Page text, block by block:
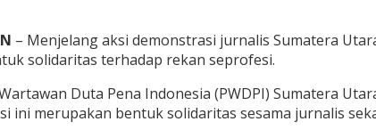
– Menjelang aksi demonstrasi jurnalis Sumatera
solidaritas terhadap rekan seprofesi.
Duta Pena Indonesia (PWDPI) Sumatera
ini merupakan bentuk solidaritas sesama jurnalis